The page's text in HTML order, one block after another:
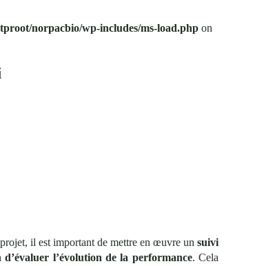
norpacbio/wp-includes/ms-load.php on
il est important de mettre en œuvre un suivi
l’évolution de la performance. Cela